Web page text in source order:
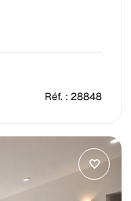
Réf. : 28848